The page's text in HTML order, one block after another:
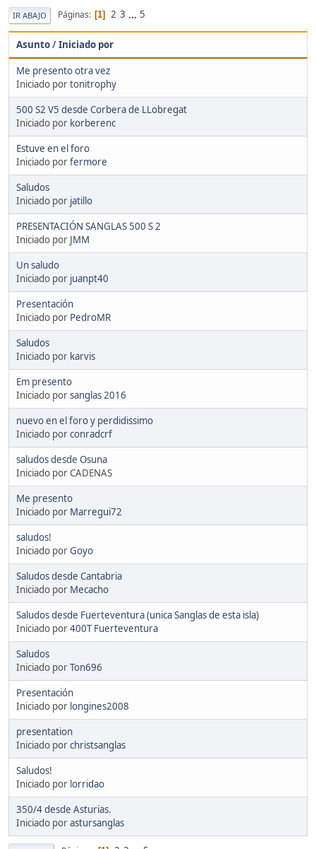
IR ABAJO Páginas 1 2 3 ... 5
Asunto/Iniciado por
Me presento otra vez
Iniciado portonitrophy
500 S2 V5 desde Corbera de LLobregat
Iniciado por korberenc
Estuve en el foro
Iniciado porfermore
Saludos
Iniciado por jatillo
PRESENTACIÓN SANGLAS 500 S 2
Iniciado por JMM
Un saludo
Iniciado por juanpt40
Presentación
Iniciado por PedroMR
Saludos
Iniciado por karvis
Em presento
Iniciado porsanglas 2016
nuevo en el foro y perdidissimo
Iniciado porconradcrf
saludos desde Osuna
Iniciado por CADENAS
Me presento
Iniciado por Marregui72
saludos!
Iniciado porGoyo
Saludos desde Cantabria
Iniciado por Mecacho
Saludos desde Fuerteventura (unica Sanglas de esta isla)
Iniciado por400T Fuerteventura
Saludos
Iniciado porTon696
Presentación
Iniciado por longines2008
presentation
Iniciado porchristsanglas
Saludos!
Iniciado por lorridao
350/4 desde Asturias.
Iniciado porastursanglas